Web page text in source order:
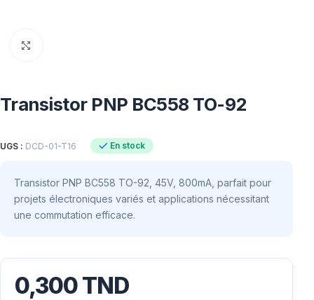
Transistor PNP BC558 TO-92
UGS : DCD-01-T16 En stock
Transistor PNP BC558 TO-92, 45V, 800mA, parfait pour
projets électroniques variés et applications nécessitant
une commutation efficace.
0,300TND